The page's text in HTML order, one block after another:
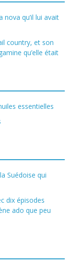
nova qu’il lui avait
country, et son
qu’elle était
essentielles
Suédoise qui
dix épisodes
ado que peu